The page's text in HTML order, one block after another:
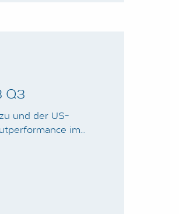
Q3
und der US-
im…